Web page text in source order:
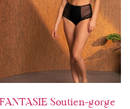
FANTASIE Soutien-gorge